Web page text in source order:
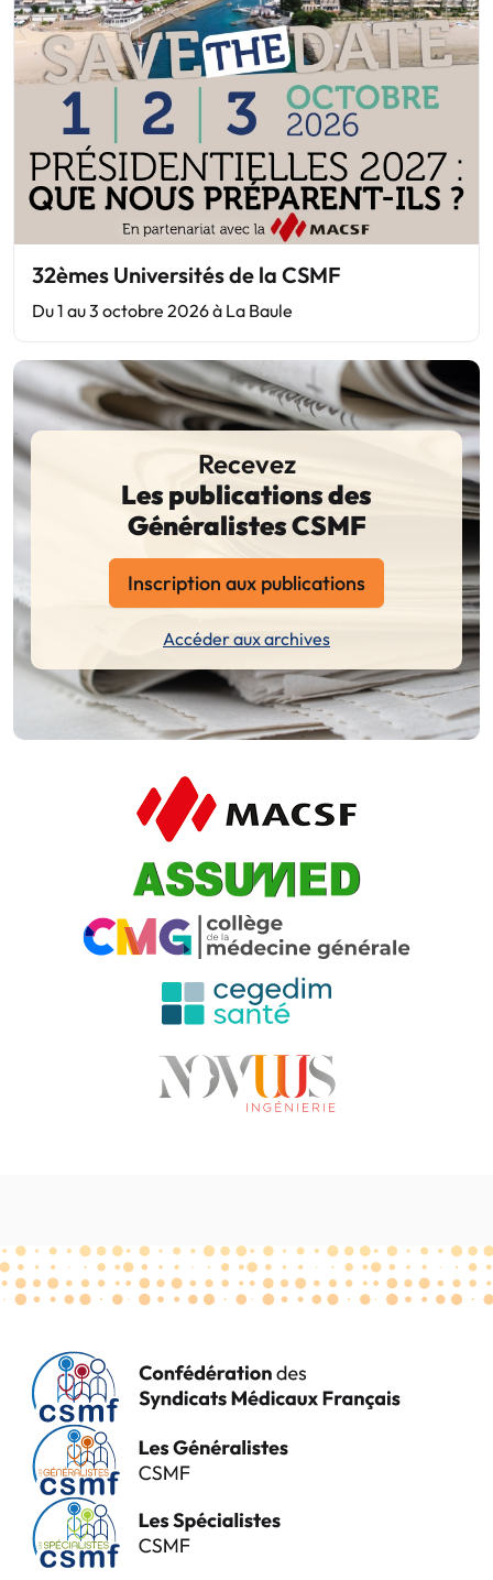
32èmes Universités de la CSMF
Du 1 au 3 octobre 2026 à La Baule
Recevez
Les publications des
Généralistes CSMF
Inscription aux publications
Accéder aux archives